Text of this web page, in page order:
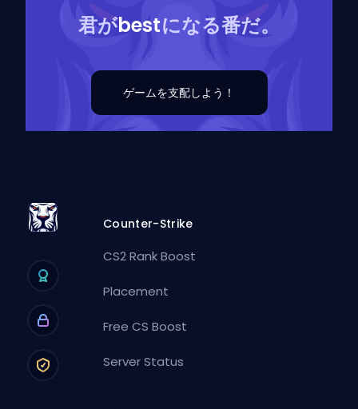
君がbestになる番だ。
ゲームを支配しよう！
Counter-Strike
CS2 Rank Boost
Placement
Free CS Boost
Server Status